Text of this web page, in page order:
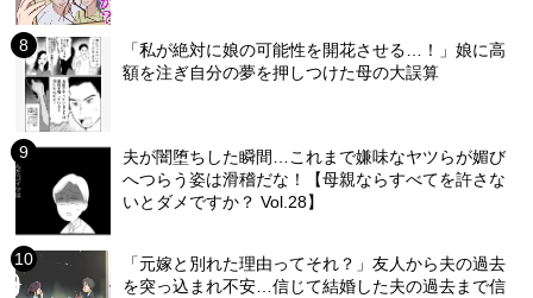
「私が絶対に娘の可能性を開花させる…！」娘に高
額を注ぎ自分の夢を押しつけた母の大誤算
夫が闇堕ちした瞬間…これまで嫌味なヤツらが媚び
へつらう姿は滑稽だな！【母親ならすべてを許さな
いとダメですか？ Vol.28】
「元嫁と別れた理由ってそれ？」友人から夫の過去
を突っ込まれ不安…信じて結婚した夫の過去まで信